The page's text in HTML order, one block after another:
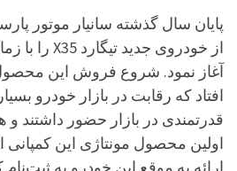
پایان سال گذشته سانیار موتور
آغاز نمود. شروع فروش این
افتاد که رقابت در بازار خودرو
اولین محصول مونتاژی این
ارائه به موقع این خودرو به ثبت‌نام